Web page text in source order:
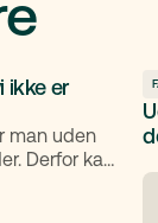
ikke er
man uden
Derfor kan